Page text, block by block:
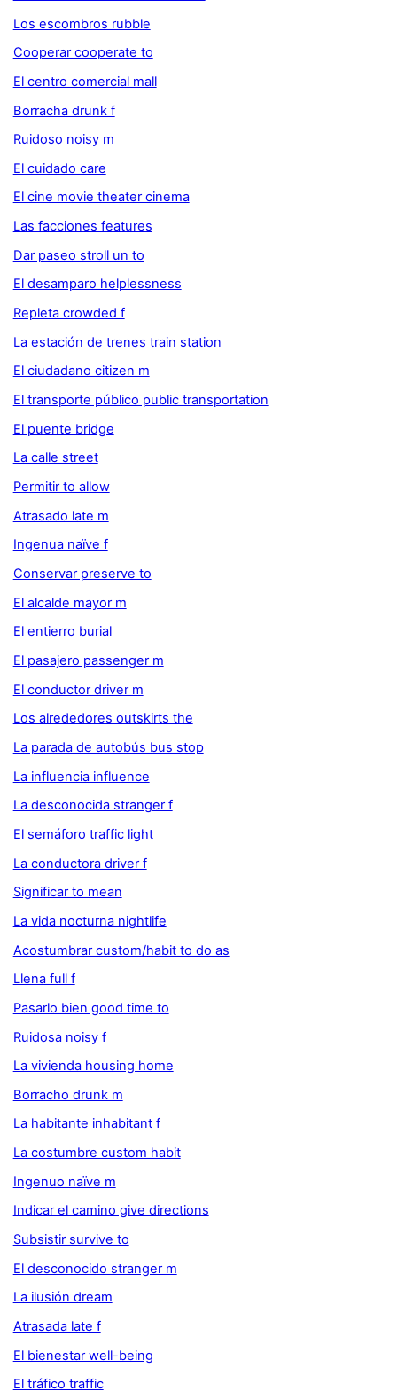
Los escombros rubble
Cooperar cooperate to
El centro comercial mall
Borracha drunk f
Ruidoso noisy m
El cuidado care
El cine movie theater cinema
Las facciones features
Dar paseo stroll un to
El desamparo helplessness
Repleta crowded f
La estación de trenes train station
El ciudadano citizen m
El transporte público public transportation
El puente bridge
La calle street
Permitir to allow
Atrasado late m
Ingenua naïve f
Conservar preserve to
El alcalde mayor m
El entierro burial
El pasajero passenger m
El conductor driver m
Los alrededores outskirts the
La parada de autobús bus stop
La influencia influence
La desconocida stranger f
El semáforo traffic light
La conductora driver f
Significar to mean
La vida nocturna nightlife
Acostumbrar custom/habit to do as
Llena full f
Pasarlo bien good time to
Ruidosa noisy f
La vivienda housing home
Borracho drunk m
La habitante inhabitant f
La costumbre custom habit
Ingenuo naïve m
Indicar el camino give directions
Subsistir survive to
El desconocido stranger m
La ilusión dream
Atrasada late f
El bienestar well-being
El tráfico traffic